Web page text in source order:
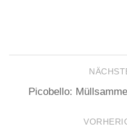
Picobello: